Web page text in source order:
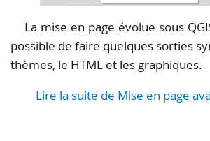
La mise en page évolue sous
possible de faire quelques sorties
thèmes, le HTML et les graphiques.
Lire la suite de Mise en page